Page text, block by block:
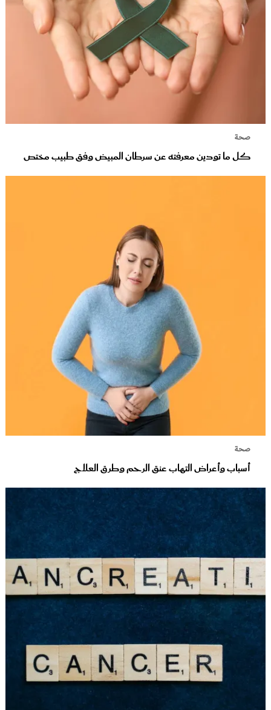
صحة
كل ما تودين معرفته عن سرطان المبيض وفق طبيب مختص
صحة
أسباب وأعراض التهاب عنق الرحم وطرق العلاج